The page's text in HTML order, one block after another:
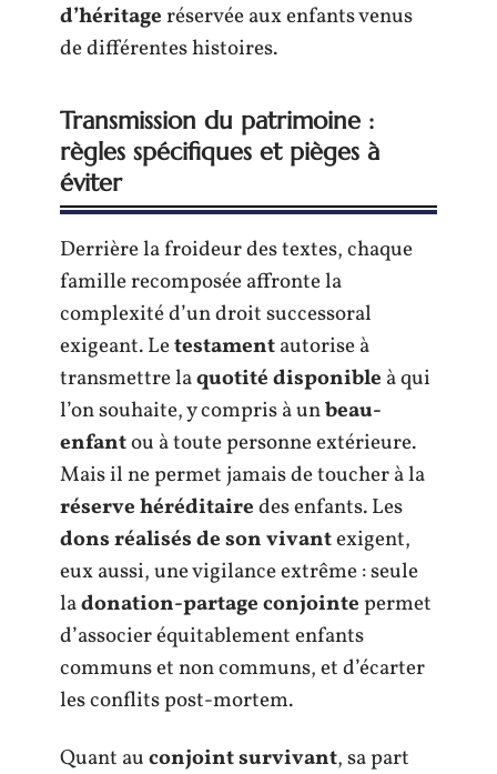
d’héritageréservée aux enfants venus
de différentes histoires.
Transmission du patrimoine :
règles spécifiques et pièges à
éviter
Derrière la froideur des textes, chaque
famille recomposée affronte la
complexité d’un droit successoral
exigeant. Letestamentautorise à
transmettre laquotité disponible à qui
l’on souhaite, y compris à unbeau-
enfantou à toute personne extérieure.
Mais il ne permet jamais de toucher à la
réserve héréditairedes enfants. Les
dons réalisés de son vivantexigent,
eux aussi, une vigilance extrême : seule
ladonation-partage conjointepermet
d’associer équitablement enfants
communs et non communs, et d’écarter
les conflits post-mortem.
Quant auconjoint survivant, sa part